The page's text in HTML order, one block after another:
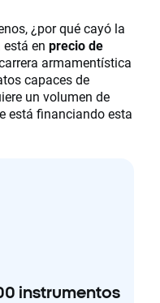
¿por qué cayó la
en precio de
armamentística
capaces de
un volumen de
está financiando esta
instrumentos